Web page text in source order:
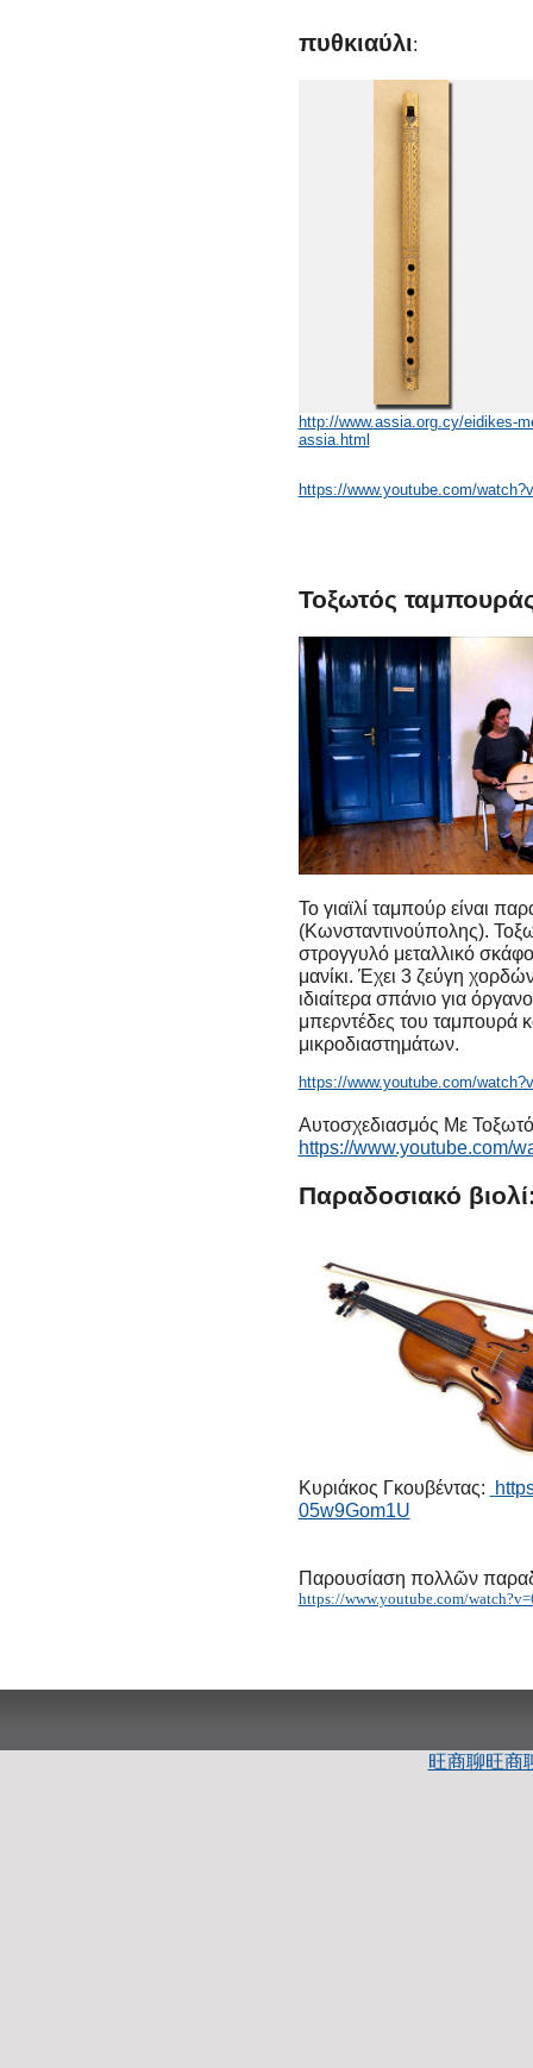
πυθκιαύλι:
http://www.assia.org.cy/eidikes-
assia.html
https://www.youtube.com/
Τοξωτός
Το γιαϊλί ταμπούρ είναι
(Κωνσταντινούπολης).
στρογγυλό μεταλλικό
μανίκι. Έχει 3 ζεύγη
ιδιαίτερα σπάνιο για
μπερντέδες του ταμπουρά
μικροδιαστημάτων.
https://www.youtube.com/
Αυτοσχεδιασμός Με
https://www.youtube.com/
Παραδοσιακό
Κυριάκος Γκουβέντας:
05w9Gom1U
Παρουσίαση πολλῶν
https://www.youtube.com/
旺商聊旺商